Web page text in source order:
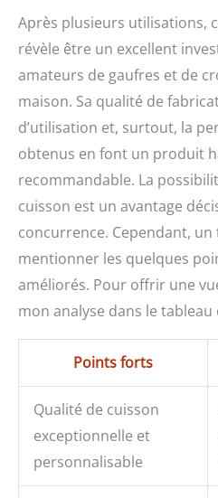
Après plusieurs utilisations,
révèle être un excellent
amateurs de gaufres et de
maison. Sa qualité de
d’utilisation et, surtout, la
obtenus en font un produit
recommandable. La
cuisson est un avantage
concurrence. Cependant,
mentionner les quelques
améliorés. Pour offrir une
mon analyse dans le tableau
Points forts
Qualité de cuisson
exceptionnelle et
personnalisable